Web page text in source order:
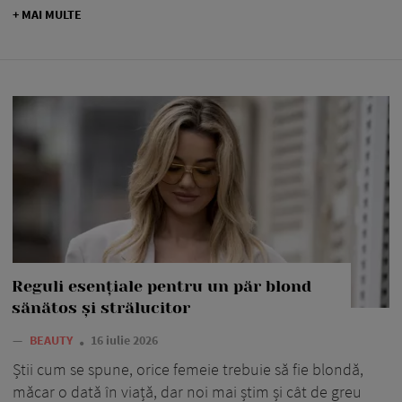
+ MAI MULTE
Reguli esențiale pentru un păr blond
sănătos și strălucitor
— BEAUTY 16 iulie 2026
Știi cum se spune, orice femeie trebuie să fie blondă,
măcar o dată în viață, dar noi mai știm și cât de greu